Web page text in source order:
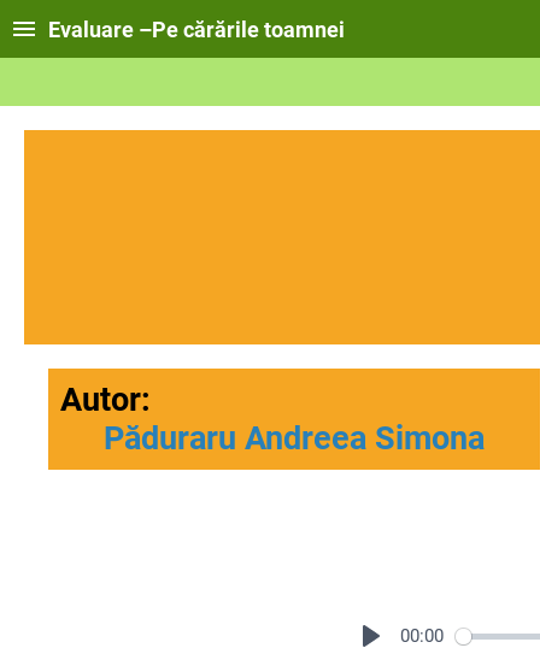
Evaluare –Pe cărările toamnei
Autor:
Păduraru Andreea Simona
00:00